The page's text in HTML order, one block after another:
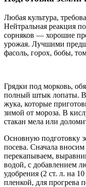
Любая культура,
Нейтральная реакция
сорняков — хорошие
урожая. Лучшими
фасоль, горох, бобы,
Грядки под морковь,
полный штык лопаты.
жука, которые
зимой от мороза. В
стакан мела или
Основную подготовку
посева. Сначала
перекапываем,
водой, с добавлением
удобрения (2 ст. л. на
пленкой, для прогрева